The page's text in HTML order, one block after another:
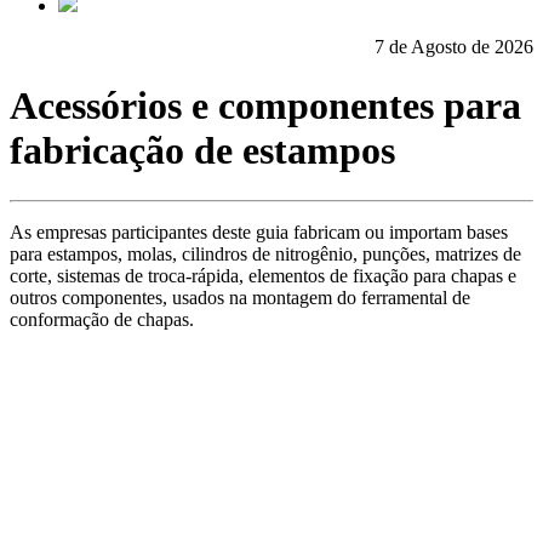
7 de Agosto de 2026
Acessórios e componentes para
fabricação de estampos
As empresas participantes deste guia fabricam ou importam bases
para estampos, molas, cilindros de nitrogênio, punções, matrizes de
corte, sistemas de troca-rápida, elementos de fixação para chapas e
outros componentes, usados na montagem do ferramental de
conformação de chapas.